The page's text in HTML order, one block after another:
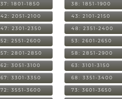
37: 1801-1850 38: 1851-1900
42: 2051-2100 43: 2101-2150
47: 2301-2350 48: 2351-2400
52: 2551-2600 53: 2601-2650
57: 2801-2850 58: 2851-2900
62: 3051-3100 63: 3101-3150
67: 3301-3350 68: 3351-3400
72: 3551-3600 73: 3601-3650